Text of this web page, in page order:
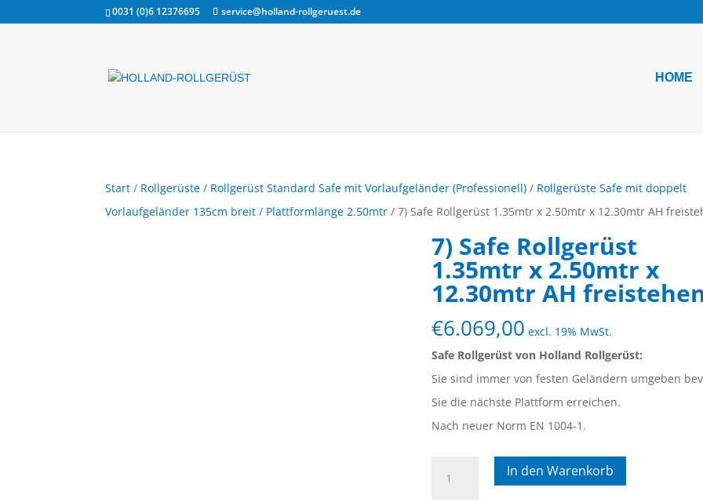
0031 (0)6 12376695 service@holland-rollgeruest.de
HOME
Start / Rollgerüste / Rollgerüst Standard Safe mit Vorlaufgeländer (Professionell) / Rollgerüste Safe mit doppelt
Vorlaufgeländer 135cm breit / Plattformlänge 2.50mtr / 7) Safe Rollgerüst 1.35mtr x 2.50mtr x 12.30mtr AH
7) Safe Rollgerüst
1.35mtr x 2.50mtr x
12.30mtr AH
€6.069,00 excl. 19% MwSt.
Safe Rollgerüst von Holland Rollgerüst:
Sie sind immer von festen Geländern umgeben
Sie die nächste Plattform erreichen.
Nach neuer Norm EN 1004-1.
In den Warenkorb